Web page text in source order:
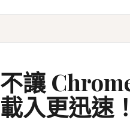
不讓
載入更迅速！